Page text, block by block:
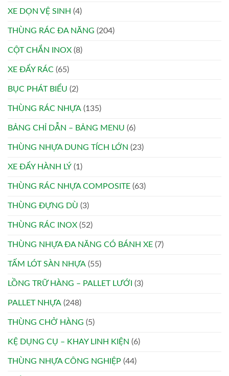
XE DỌN VỆ SINH (4)
THÙNG RÁC ĐA NĂNG (204)
CỘT CHẮN INOX (8)
XE ĐẨY RÁC (65)
BỤC PHÁT BIỂU (2)
THÙNG RÁC NHỰA (135)
BẢNG CHỈ DẪN – BẢNG MENU (6)
THÙNG NHỰA DUNG TÍCH LỚN (23)
XE ĐẨY HÀNH LÝ (1)
THÙNG RÁC NHỰA COMPOSITE (63)
THÙNG ĐỰNG DÙ (3)
THÙNG RÁC INOX (52)
THÙNG NHỰA ĐA NĂNG CÓ BÁNH XE (7)
TẤM LÓT SÀN NHỰA (55)
LỒNG TRỮ HÀNG – PALLET LƯỚI (3)
PALLET NHỰA (248)
THÙNG CHỞ HÀNG (5)
KỆ DỤNG CỤ – KHAY LINH KIỆN (6)
THÙNG NHỰA CÔNG NGHIỆP (44)